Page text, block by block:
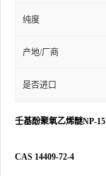
纯度
产地/厂商
是否进口
壬基酚聚氧乙烯醚NP-15
CAS 14409-72-4